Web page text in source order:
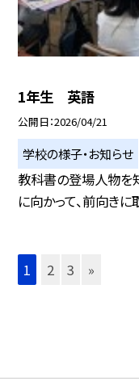
1年生 英語
公開日 2026/04/21
学校の様子・お知らせ
教科書の登場人物を
に向かって、前向きに
1 2 3 »